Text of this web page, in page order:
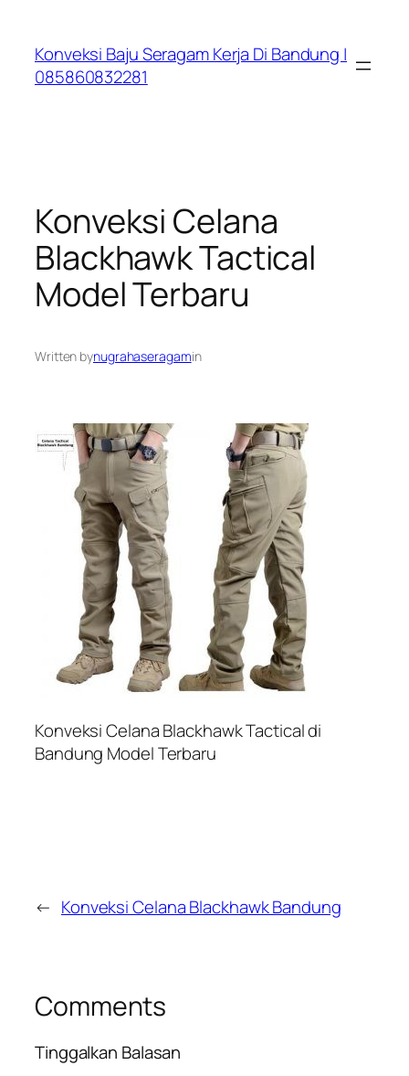
konten
Konveksi Baju Seragam Kerja Di Bandung |
085860832281
Konveksi Celana
Blackhawk Tactical
Model Terbaru
Written bynugrahaseragamin
Konveksi Celana Blackhawk Tactical di
Bandung Model Terbaru
← Konveksi Celana Blackhawk Bandung
Comments
Tinggalkan Balasan